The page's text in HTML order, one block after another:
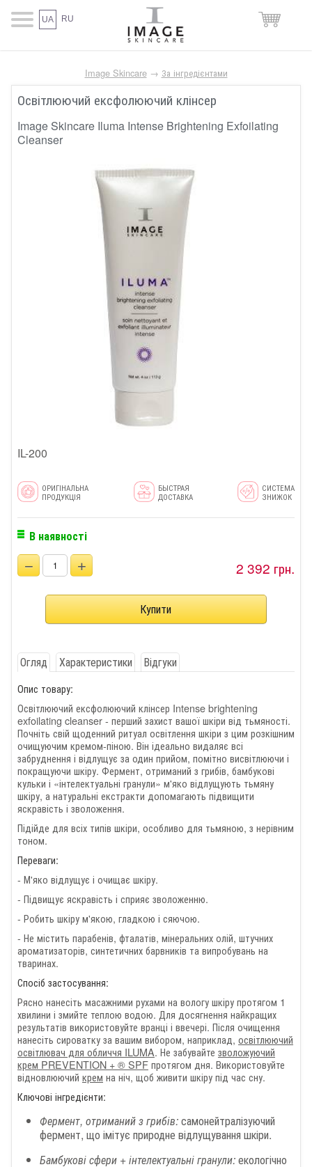
UA RU
Image Skincare → За інгредієнтами
Освітлюючий ексфолюючий клінсер
Image Skincare Iluma Intense Brightening Exfoilating
Cleanser
IL-200
ОРИГІНАЛЬНА
ПРОДУКЦІЯ
БЫСТРАЯ
ДОСТАВКА
СИСТЕМА
ЗНИЖОК
В наявності
− + 2 392 грн.
Огляд Характеристики Відгуки
Опис товару:
Освітлюючий ексфолюючий клінсер Intense brightening
exfoilating cleanser - перший захист вашої шкіри від тьмяності.
Почніть свій щоденний ритуал освітлення шкіри з цим розкішним
очищуючим кремом-піною. Він ідеально видаляє всі
забруднення і відлущує за один прийом, помітно висвітлюючи і
покращуючи шкіру. Фермент, отриманий з грибів, бамбукові
кульки і «інтелектуальні гранули» м'яко відлущують тьмяну
шкіру, а натуральні екстракти допомагають підвищити
яскравість і зволоження.
Підійде для всіх типів шкіри, особливо для тьмяною, з нерівним
тоном.
Переваги:
- М'яко відлущує і очищає шкіру.
- Підвищує яскравість і сприяє зволоженню.
- Робить шкіру м'якою, гладкою і сяючою.
- Не містить парабенів, фталатів, мінеральних олій, штучних
ароматизаторів, синтетичних барвників та випробувань на
тваринах.
Спосіб застосування:
Рясно нанесіть масажними рухами на вологу шкіру протягом 1
хвилини і змийте теплою водою. Для досягнення найкращих
результатів використовуйте вранці і ввечері. Після очищення
нанесіть сироватку за вашим вибором, наприклад, освітлюючий
освітлювач для обличчя ILUMA. Не забувайте зволожуючий
крем PREVENTION + ® SPFпротягом дня. Використовуйте
відновлюючий крем на ніч, щоб живити шкіру під час сну.
Ключові інгредієнти:
Фермент, отриманий з грибів:самонейтралізуючий
фермент, що імітує природне відлущування шкіри.
Бамбукові сфери + інтелектуальні гранули:екологічно